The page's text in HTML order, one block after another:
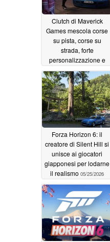
Clutch di Maverick
Games mescola corse
su pista, corse su
strada, forte
personalizzazione e
rapine06/03/2026
Forza Horizon 6: il
creatore di Silent Hill si
unisce ai giocatori
giapponesi per lodarne
il realismo 05/25/2026